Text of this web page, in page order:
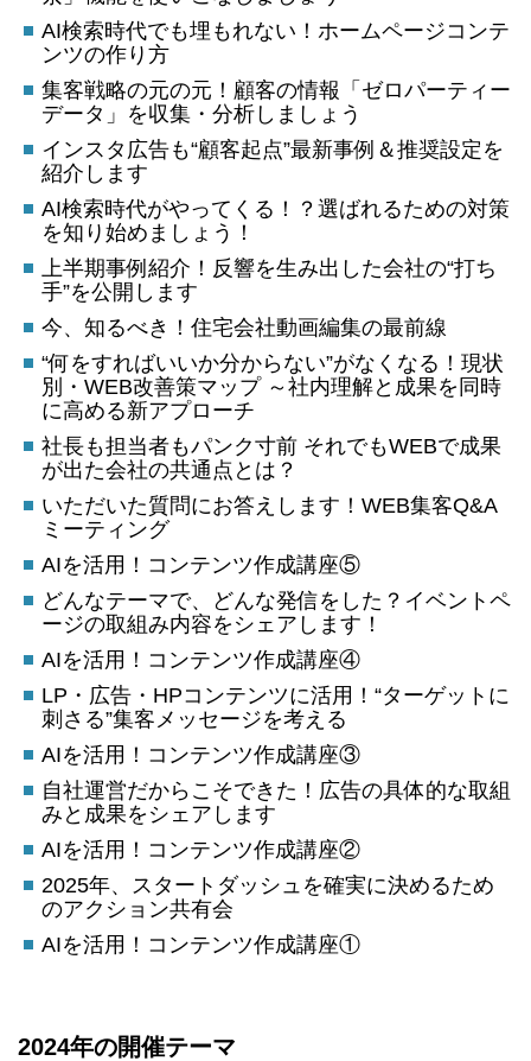
AI検索時代でも埋もれない！ホームページコンテ
ンツの作り方
集客戦略の元の元！顧客の情報「ゼロパーティー
データ」を収集・分析しましょう
インスタ広告も“顧客起点”最新事例＆推奨設定を
紹介します
AI検索時代がやってくる！？選ばれるための対策
を知り始めましょう！
上半期事例紹介！反響を生み出した会社の“打ち
手”を公開します
今、知るべき！住宅会社動画編集の最前線
“何をすればいいか分からない”がなくなる！現状
別・WEB改善策マップ ～社内理解と成果を同時
に高める新アプローチ
社長も担当者もパンク寸前 それでもWEBで成果
が出た会社の共通点とは？
いただいた質問にお答えします！WEB集客Q&A
ミーティング
AIを活用！コンテンツ作成講座⑤
どんなテーマで、どんな発信をした？イベントペ
ージの取組み内容をシェアします！
AIを活用！コンテンツ作成講座④
LP・広告・HPコンテンツに活用！“ターゲットに
刺さる”集客メッセージを考える
AIを活用！コンテンツ作成講座③
自社運営だからこそできた！広告の具体的な取組
みと成果をシェアします
AIを活用！コンテンツ作成講座②
2025年、スタートダッシュを確実に決めるため
のアクション共有会
AIを活用！コンテンツ作成講座①
2024年の開催テーマ